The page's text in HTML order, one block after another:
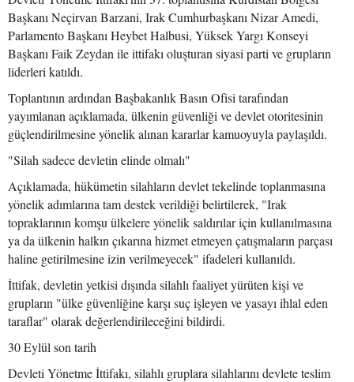
Başkanı Neçirvan Barzani, Irak Cumhurbaşkanı Nizar Amedi,
Parlamento Başkanı Heybet Halbusi, Yüksek Yargı Konseyi
Başkanı Faik Zeydan ile ittifakı oluşturan siyasi parti ve grupların
liderleri katıldı.
Toplantının ardından Başbakanlık Basın Ofisi tarafından
yayımlanan açıklamada, ülkenin güvenliği ve devlet otoritesinin
güçlendirilmesine yönelik alınan kararlar kamuoyuyla paylaşıldı.
"Silah sadece devletin elinde olmalı"
Açıklamada, hükümetin silahların devlet tekelinde toplanmasına
yönelik adımlarına tam destek verildiği belirtilerek, "Irak
topraklarının komşu ülkelere yönelik saldırılar için kullanılmasına
ya da ülkenin halkın çıkarına hizmet etmeyen çatışmaların parçası
haline getirilmesine izin verilmeyecek" ifadeleri kullanıldı.
İttifak, devletin yetkisi dışında silahlı faaliyet yürüten kişi ve
grupların "ülke güvenliğine karşı suç işleyen ve yasayı ihlal eden
taraflar" olarak değerlendirileceğini bildirdi.
30 Eylül son tarih
Devleti Yönetme İttifakı, silahlı gruplara silahlarını devlete teslim